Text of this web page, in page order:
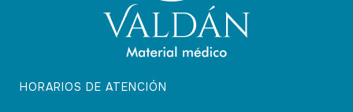
HORARIOS DE ATENCIÓN